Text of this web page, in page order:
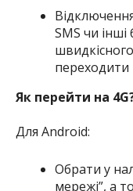
SMS чи інші
переходити
Як перейти на
Для Android:
Обрати у
мережі”, а